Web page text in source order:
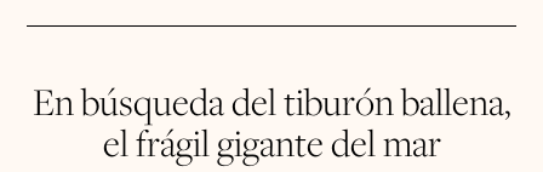
En búsqueda del tiburón ballena,
el frágil gigante del mar